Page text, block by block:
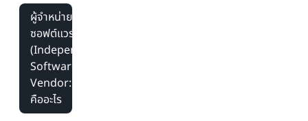
ผู้จำหน่าย
ซอฟต์แวร์อิสระ
(Independent
Software
Vendor: ISV)
คืออะไร